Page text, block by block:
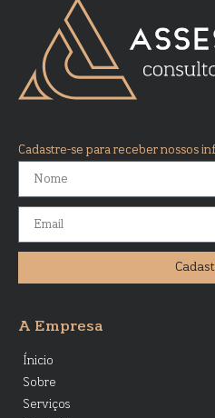
Cadastre-se para receber nossos
A Empresa
Ínicio
Sobre
Serviços